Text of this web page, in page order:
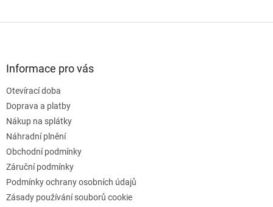
Informace pro vás
Otevírací doba
Doprava a platby
Nákup na splátky
Náhradní plnění
Obchodní podmínky
Záruční podmínky
Podmínky ochrany osobních údajů
Zásady používání souborů cookie